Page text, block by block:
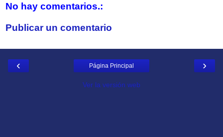
No hay comentarios.:
Publicar un comentario
‹ ›
Página Principal
Ver la versión web